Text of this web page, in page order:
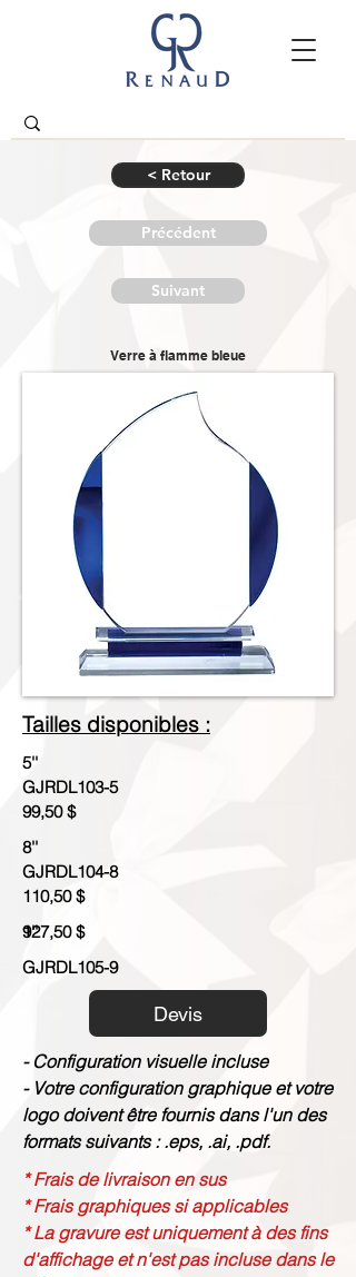
< Retour
Précédent
Suivant
Verre à flamme bleue
Tailles disponibles :
5''
GJRDL103-5
99,50 $
8''
GJRDL104-8
110,50 $
9''
127,50 $
GJRDL105-9
Devis
- Configuration visuelle incluse
- Votre configuration graphique et votre
logo doivent être fournis dans l'un des
formats suivants : .eps, .ai, .pdf.
* Frais de livraison en sus
* Frais graphiques si applicables
* La gravure est uniquement à des fins
d'affichage et n'est pas incluse dans le